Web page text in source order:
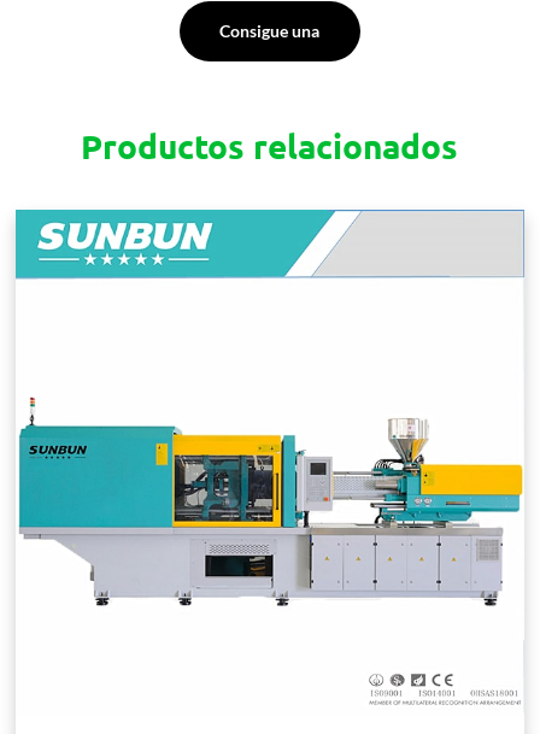
Consigue una
Productos relacionados